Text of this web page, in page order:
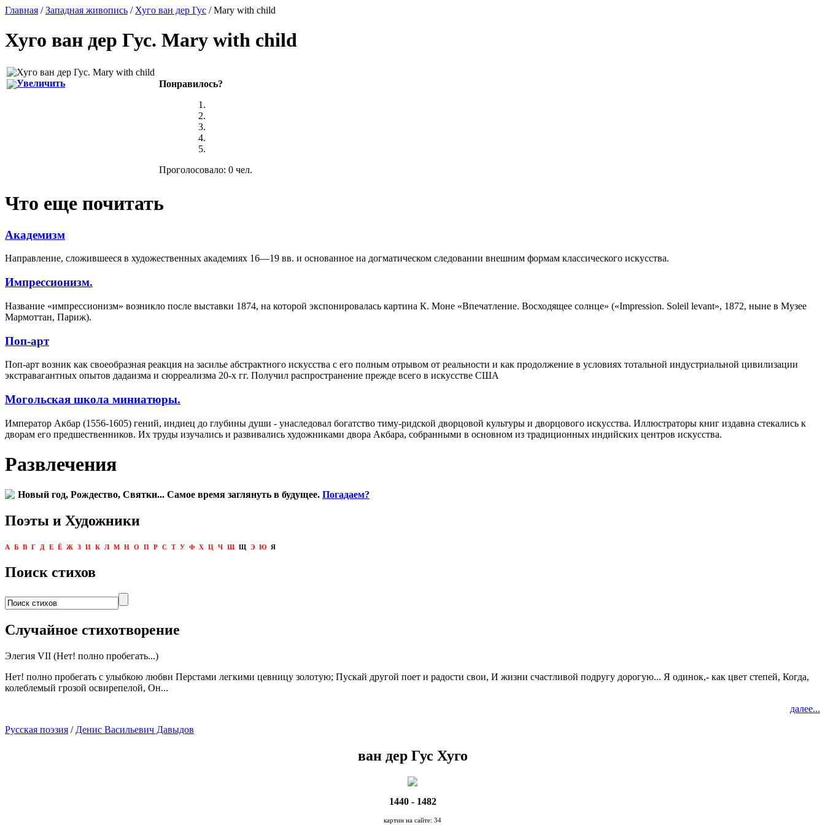
Главная /Западная живопись / Хуго ван дер Гус / Mary with child
Хуго ван дер Гус. Mary with child
Увеличить Понравилось?
Проголосовало: 0 чел.
Что еще почитать
Академизм
Направление, сложившееся в художественных академиях 16—19 вв. и основанное на догматическом следовании внешним формам классического искусства.
Импрессионизм.
Название «импрессионизм» возникло после выставки 1874, на которой экспонировалась картина К. Моне «Впечатление. Восходящее солнце» («Impression. Soleil levant», 1872, ныне в Музее
Мармоттан, Париж).
Поп-арт
Поп-арт возник как своеобразная реакция на засилье абстрактного искусства с его полным отрывом от реальности и как продолжение в условиях тотальной индустриальной цивилизации
экстравагантных опытов дадаизма и сюрреализма 20-х гг. Получил распространение прежде всего в искусстве США
Могольская школа миниатюры.
Император Акбар (1556-1605) гений, индиец до глубины души - унаследовал богатство тиму-ридской дворцовой культуры и дворцового искусства. Иллюстраторы книг издавна стекались к
дворам его предшественников. Их труды изучались и развивались художниками двора Акбара, собранными в основном из традиционных индийских центров искусства.
Развлечения
Новый год, Рождество, Святки... Самое время заглянуть в будущее. Погадаем?
Поэты и Художники
А Б В Г Д Е Ё Ж З И К Л М Н О П Р С Т У Ф Х Ц Ч Ш Щ Э Ю Я
Поиск стихов
Случайное стихотворение
Элегия VII (Нет! полно пробегать...)
Нет! полно пробегать с улыбкою любви Перстами легкими цевницу золотую; Пускай другой поет и радости свои, И жизни счастливой подругу дорогую... Я одинок,- как цвет степей, Когда,
колеблемый грозой освирепелой, Он...
далее...
Русская поэзия / Денис Васильевич Давыдов
ван дер Гус Хуго
1440 - 1482
картин на сайте: 34